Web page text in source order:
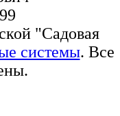
"Садовая
системы. Все